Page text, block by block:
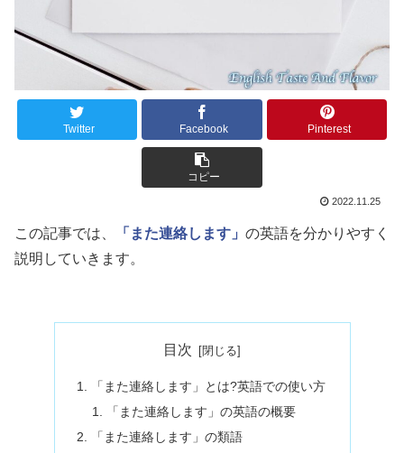
Twitter Facebook Pinterest
コピー
2022.11.25
この記事では、 「また連絡します」 の英語を分かりやすく
説明していきます。
目次
「また連絡します」とは?英語での使い方
「また連絡します」の英語の概要
「また連絡します」の類語